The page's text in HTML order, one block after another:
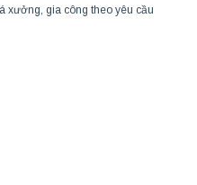
xưởng, gia công theo yêu cầu